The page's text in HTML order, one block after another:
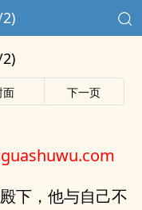
面 下一页
下，他与自己不